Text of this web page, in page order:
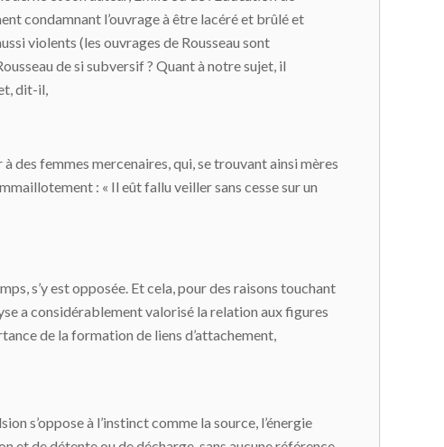
condamnant l’ouvrage à être lacéré et brûlé et
violents (les ouvrages de Rousseau sont
de si subversif ? Quant à notre sujet, il
dit-il,
des femmes mercenaires, qui, se trouvant ainsi mères
: « Il eût fallu veiller sans cesse sur un
s’y est opposée. Et cela, pour des raisons touchant
a considérablement valorisé la relation aux figures
de la formation de liens d’attachement,
s’oppose à l’instinct comme la source, l’énergie